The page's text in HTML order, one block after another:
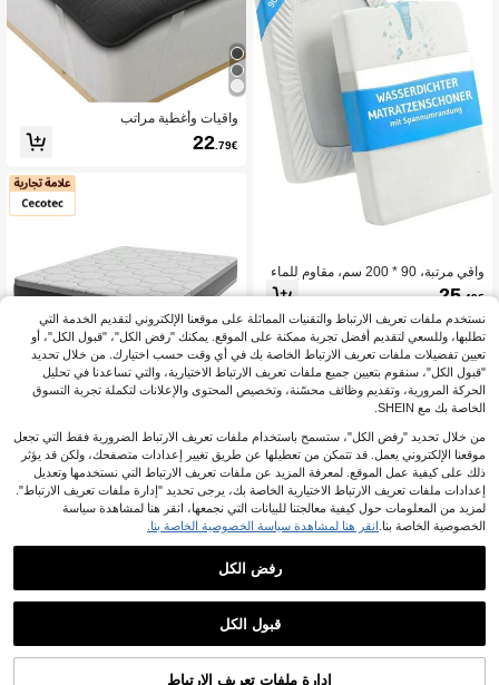
واقي مرتبة، 90 * 200 سم، مقاوم للماء
وقابل للتنفس، قابل للغسل، يوفر أفضل
اومة لعث الغبار، غطاء مرتبة مقاوم للعف
ن
25.49€
واقي مرتبة 160 * 190 سم، مقاوم للماء،
واقي مرتبة مطاطي مع حماية من الرطوب
واقيات وأغطية مراتب
22.79€
مرتبة Cecotec ViscoSense Flow Pure
Vital 5900 200x200 ذات المرونة اللزج
ة. ارتفاع متعدد الطبقات 32 سم، رغوة عا
لية الصلابة، قلب مزدوج
488.90€
نستخدم ملفات تعريف الارتباط والتقنيات المماثلة على موقعنا الإلكتروني لتقديم الخدمة التي
تطلبها، وللسعي لتقديم أفضل تجربة ممكنة على الموقع. يمكنك "رفض الكل"، "قبول الكل"، أو
تعيين تفضيلات ملفات تعريف الارتباط الخاصة بك في أي وقت حسب اختيارك. من خلال تحديد
"قبول الكل"، سنقوم بتعيين جميع ملفات تعريف الارتباط الاختيارية، والتي تساعدنا في تحليل
الحركة المرورية، وتقديم وظائف محسّنة، وتخصيص المحتوى والإعلانات لتكملة تجربة التسوق
الخاصة بك مع SHEIN.
من خلال تحديد "رفض الكل"، ستسمح باستخدام ملفات تعريف الارتباط الضرورية فقط التي تجعل
موقعنا الإلكتروني يعمل. قد تتمكن من تعطيلها عن طريق تغيير إعدادات متصفحك، ولكن قد يؤثر
ذلك على كيفية عمل الموقع. لمعرفة المزيد عن ملفات تعريف الارتباط التي نستخدمها وتعديل
إعدادات ملفات تعريف الارتباط الاختيارية الخاصة بك، يرجى تحديد "إدارة ملفات تعريف الارتباط".
لمزيد من المعلومات حول كيفية معالجتنا للبيانات التي نجمعها، انقر هنا لمشاهدة سياسة
الخصوصية الخاصة بنا. انقر هنا لمشاهدة سياسة الخصوصية الخاصة بنا.
رفض الكل
قبول الكل
إدارة ملفات تعريف الارتباط